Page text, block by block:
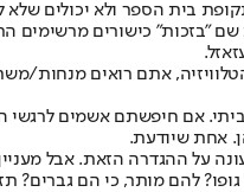
בית הספר ולא יכולים שלא
"בזכות" כישורים מרשימים
אתם רואים מנחות/
אם חיפשתם אשמים לרגשי
אחת שיודעת.
על ההגדרה הזאת. אבל
להם מותר, כי הם גברים?